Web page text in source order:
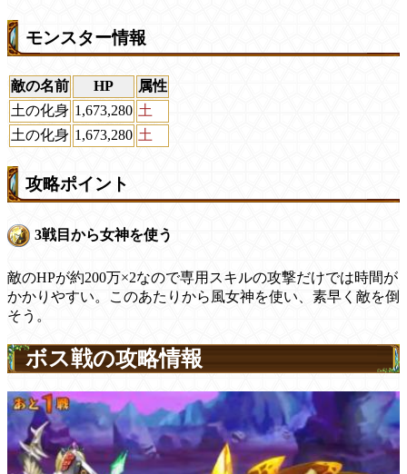
モンスター情報
敵の名前 HP
属性
土の化身 1,673,280 土
土の化身 1,673,280 土
攻略ポイント
3戦目から女神を使う
敵のHPが約200万×2なので専用スキルの攻撃だけでは時間が
かかりやすい。このあたりから風女神を使い、素早く敵を倒
そう。
ボス戦の攻略情報